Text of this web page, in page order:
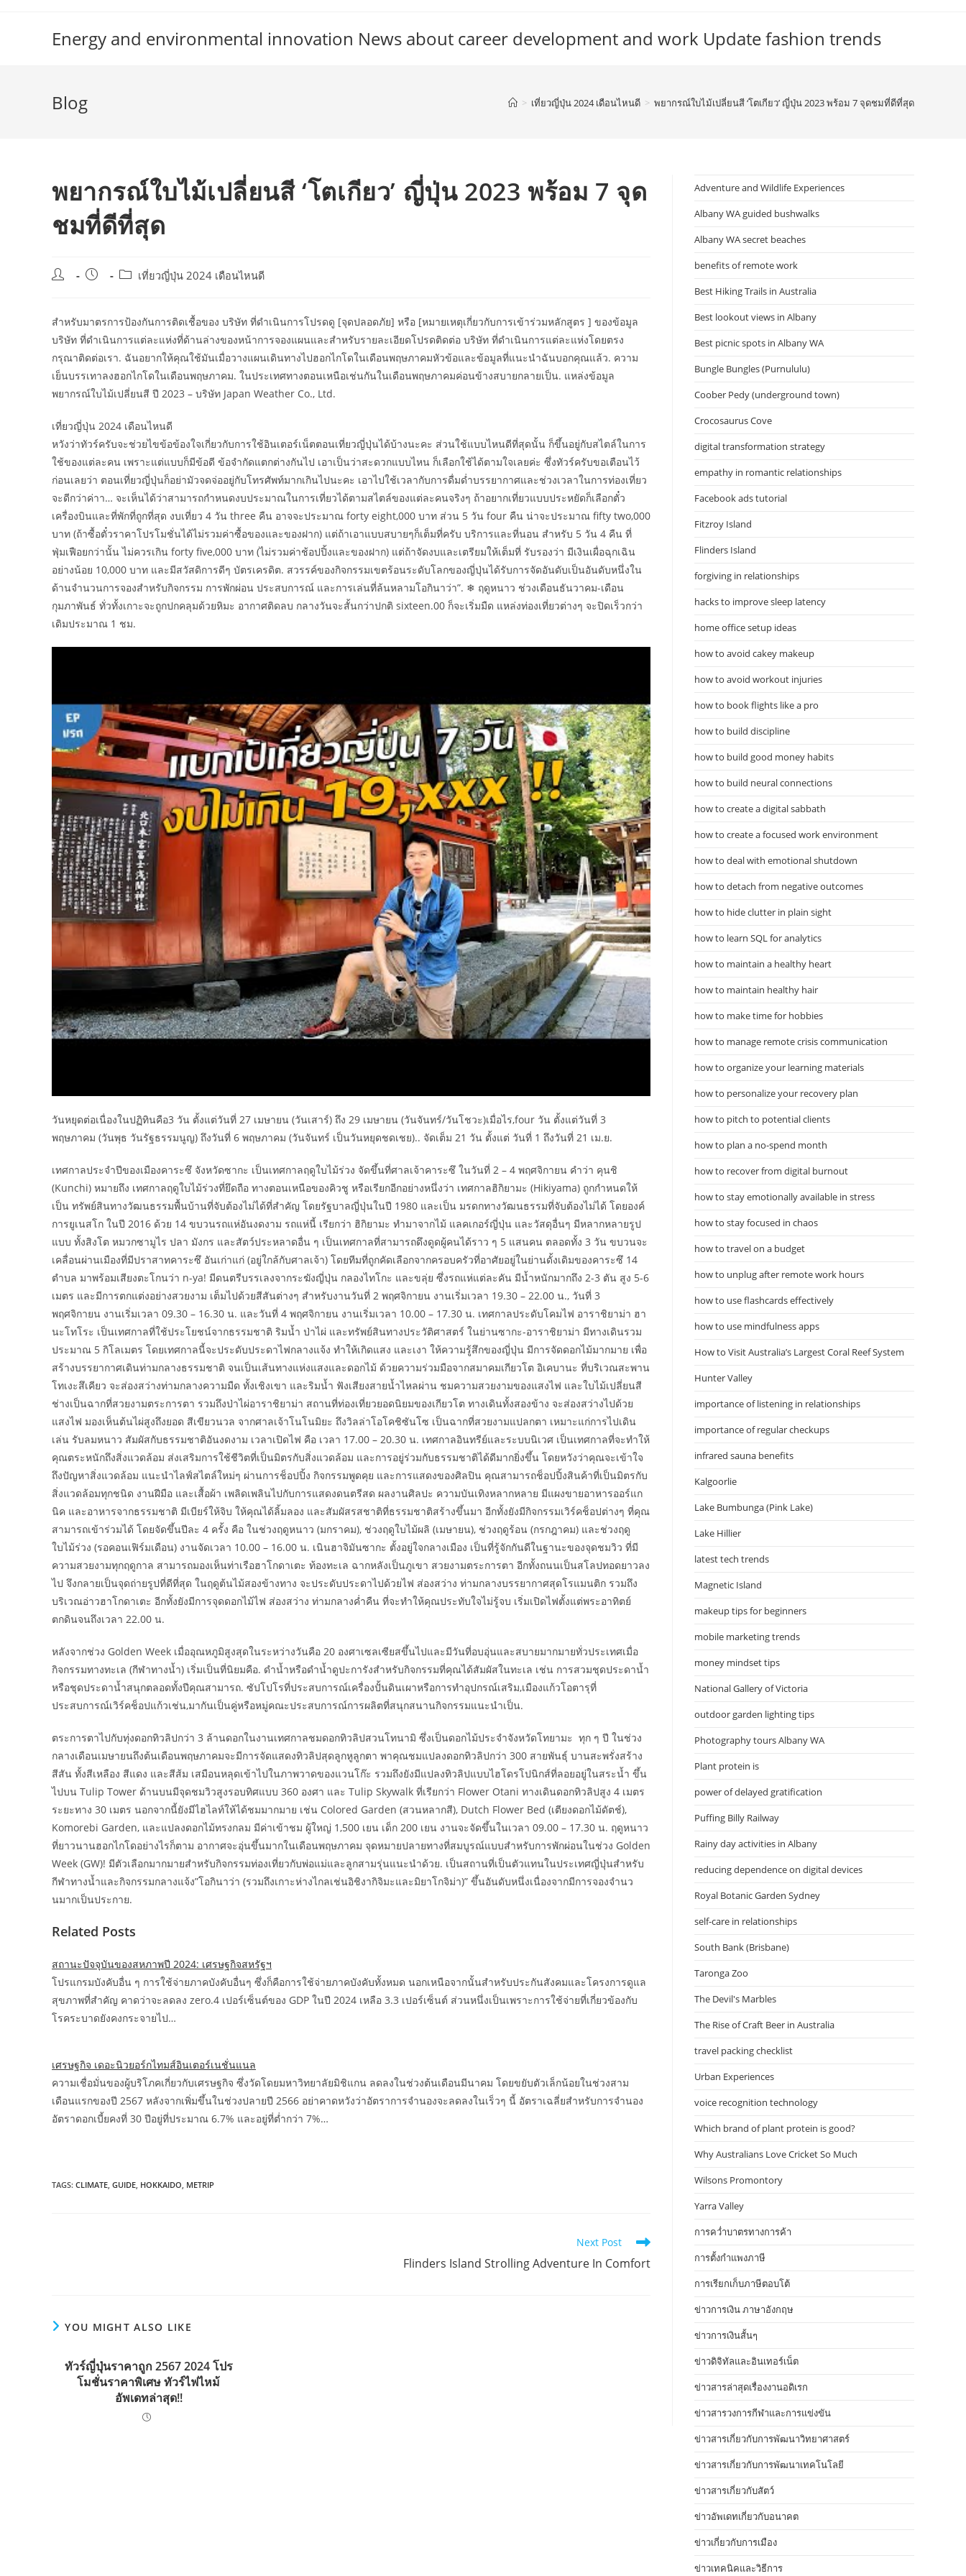
Energy and environmental innovation News about career development and work Update fashion trends
Blog > เที่ยวญี่ปุ่น 2024 เดือนไหนดี > พยากรณ์ใบไม้เปลี่ยนสี ‘โตเกียว’ ญี่ปุ่น 2023 พร้อม 7 จุดชมที่ดีที่สุด
พยากรณ์ใบไม้เปลี่ยนสี ‘โตเกียว’ ญี่ปุ่น 2023 พร้อม 7 จุด
ชมที่ดีที่สุด
Post
Post
Post เที่ยวญี่ปุ่น 2024 เดือนไหนดี
สำหรับมาตรการป้องกันการติดเชื้อของ บริษัท ที่ดำเนินการโปรดดู [จุดปลอดภัย] หรือ [หมายเหตุเกี่ยวกับการเข้าร่วมหลักสูตร ] ของข้อมูล
บริษัท ที่ดำเนินการแต่ละแห่งที่ด้านล่างของหน้าการจองแผนและสำหรับรายละเอียดโปรดติดต่อ บริษัท ที่ดำเนินการแต่ละแห่งโดยตรง
กรุณาติดต่อเรา. ฉันอยากให้คุณใช้มันเมื่อวางแผนเดินทางไปฮอกไกโดในเดือนพฤษภาคมหัวข้อและข้อมูลที่แนะนำฉันบอกคุณแล้ว. ความ
เย็นบรรเทาลงฮอกไกโดในเดือนพฤษภาคม. ในประเทศทางตอนเหนือเช่นกันในเดือนพฤษภาคมค่อนข้างสบายกลายเป็น. แหล่งข้อมูล
พยากรณ์ใบไม้เปลี่ยนสี ปี 2023 – บริษัท Japan Weather Co., Ltd.
เที่ยวญี่ปุ่น 2024 เดือนไหนดี
หวังว่าทัวร์ครับจะช่วยไขข้อข้องใจเกี่ยวกับการใช้อินเตอร์เน็ตตอนเที่ยวญี่ปุ่นได้บ้างนะคะ ส่วนใช้แบบไหนดีที่สุดนั้น ก็ขึ้นอยู่กับสไตล์ในการ
ใช้ของแต่ละคน เพราะแต่แบบก็มีข้อดี ข้อจำกัดแตกต่างกันไป เอาเป็นว่าสะดวกแบบไหน ก็เลือกใช้ได้ตามใจเลยค่ะ ซึ่งทัวร์ครับขอเตือนไว้
ก่อนเลยว่า ตอนเที่ยวญี่ปุ่นก็อย่ามัวจดจ่ออยู่กับโทรศัพท์มากเกินไปนะคะ เอาไปใช้เวลากับการดื่มด่ำบรรยากาศและช่วงเวลาในการท่องเที่ยว
จะดีกว่าค่าา… จะเห็นได้ว่าสามารถกำหนดงบประมาณในการเที่ยวได้ตามสไตล์ของแต่ละคนจริงๆ ถ้าอยากเที่ยวแบบประหยัดก็เลือกตั๋ว
เครื่องบินและที่พักที่ถูกที่สุด งบเที่ยว 4 วัน three คืน อาจจะประมาณ forty eight,000 บาท ส่วน 5 วัน four คืน น่าจะประมาณ fifty two,000
บาท (ถ้าซื้อตั๋วราคาโปรโมชั่นได้ไม่รวมค่าซื้อของและของฝาก) แต่ถ้าเอาแบบสบายๆก็เต็มที่ครับ บริการและที่นอน สำหรับ 5 วัน 4 คืน ที่
ฟุ่มเฟือยกว่านั้น ไม่ควรเกิน forty five,000 บาท (ไม่รวมค่าช้อปปิ้งและของฝาก) แต่ถ้าจัดงบและเตรียมให้เต็มที่ รับรองว่า มีเงินเผื่อฉุกเฉิน
อย่างน้อย 10,000 บาท และมีสวัสดิการดีๆ บัตรเครดิต. สวรรค์ของกิจกรรมเขตร้อนระดับโลกของญี่ปุ่นได้รับการจัดอันดับเป็นอันดับหนึ่งใน
ด้านจำนวนการจองสำหรับกิจกรรม การพักผ่อน ประสบการณ์ และการเล่นที่ล้นหลามโอกินาว่า”. ❄ ฤดูหนาว ช่วงเดือนธันวาคม-เดือน
กุมภาพันธ์ ทั่วทั้งเกาะจะถูกปกคลุมด้วยหิมะ อากาศติดลบ กลางวันจะสั้นกว่าปกติ sixteen.00 ก็จะเริ่มมืด แหล่งท่องเที่ยวต่างๆ จะปิดเร็วกว่า
เดิมประมาณ 1 ชม.
วันหยุดต่อเนื่องในปฏิทินคือ3 วัน ตั้งแต่วันที่ 27 เมษายน (วันเสาร์) ถึง 29 เมษายน (วันจันทร์/วันโชวะ)เมื่อไร,four วัน ตั้งแต่วันที่ 3
พฤษภาคม (วันพุธ วันรัฐธรรมนูญ) ถึงวันที่ 6 พฤษภาคม (วันจันทร์ เป็นวันหยุดชดเชย).. จัดเต็ม 21 วัน ตั้งแต่ วันที่ 1 ถึงวันที่ 21 เม.ย.
เทศกาลประจำปีของเมืองคาระซึ จังหวัดซากะ เป็นเทศกาลฤดูใบไม้ร่วง จัดขึ้นที่ศาลเจ้าคาระซึ ในวันที่ 2 – 4 พฤศจิกายน คำว่า คุนชิ
(Kunchi) หมายถึง เทศกาลฤดูใบไม้ร่วงที่ยึดถือ ทางตอนเหนือของคิวชู หรือเรียกอีกอย่างหนึ่งว่า เทศกาลฮิกิยามะ (Hikiyama) ถูกกำหนดให้
เป็น ทรัพย์สินทางวัฒนธรรมพื้นบ้านที่จับต้องไม่ได้ที่สำคัญ โดยรัฐบาลญี่ปุ่นในปี 1980 และเป็น มรดกทางวัฒนธรรมที่จับต้องไม่ได้ โดยองค์
การยูเนสโก ในปี 2016 ด้วย 14 ขบวนรถแห่อันงดงาม รถแห่นี้ เรียกว่า ฮิกิยามะ ทำมาจากไม้ แลคเกอร์ญี่ปุ่น และวัสดุอื่นๆ มีหลากหลายรูป
แบบ ทั้งสิงโต หมวกซามูไร ปลา มังกร และสัตว์ประหลาดอื่น ๆ เป็นเทศกาลที่สามารถดึงดูดผู้คนได้ราว ๆ 5 แสนคน ตลอดทั้ง 3 วัน ขบวนจะ
เคลื่อนผ่านเมืองที่มีปราสาทคาระซึ อันเก่าแก่ (อยู่ใกล้กับศาลเจ้า) โดยทีมที่ถูกคัดเลือกจากครอบครัวที่อาศัยอยู่ในย่านดั้งเดิมของคาระซึ 14
ตำบล มาพร้อมเสียงตะโกนว่า n-ya! มีดนตรีบรรเลงจากระฆังญี่ปุ่น กลองไทโกะ และขลุ่ย ซึ่งรถแห่แต่ละคัน มีน้ำหนักมากถึง 2-3 ตัน สูง 5-6
เมตร และมีการตกแต่งอย่างสวยงาม เต็มไปด้วยสีสันต่างๆ สำหรับงานวันที่ 2 พฤศจิกายน งานเริ่มเวลา 19.30 – 22.00 น., วันที่ 3
พฤศจิกายน งานเริ่มเวลา 09.30 – 16.30 น. และวันที่ 4 พฤศจิกายน งานเริ่มเวลา 10.00 – 17.30 น. เทศกาลประดับโคมไฟ อาราชิยาม่า ฮา
นะโทโระ เป็นเทศกาลที่ใช้ประโยชน์จากธรรมชาติ ริมน้ำ ป่าไผ่ และทรัพย์สินทางประวัติศาสตร์ ในย่านซากะ-อาราชิยาม่า มีทางเดินรวม
ประมาณ 5 กิโลเมตร โดยเทศกาลนี้จะประดับประดาไฟกลางแจ้ง ทำให้เกิดแสง และเงา ให้ความรู้สึกของญี่ปุ่น มีการจัดดอกไม้มากมาย เพื่อ
สร้างบรรยากาศเดินท่ามกลางธรรมชาติ จนเป็นเส้นทางแห่งแสงและดอกไม้ ด้วยความร่วมมือจากสมาคมเกียวโต อิเคบานะ ที่บริเวณสะพาน
โทเงะสึเคียว จะส่องสว่างท่ามกลางความมืด ทั้งเชิงเขา และริมน้ำ ฟังเสียงสายน้ำไหลผ่าน ชมความสวยงามของแสงไฟ และใบไม้เปลี่ยนสี
ช่างเป็นฉากที่สวยงามตระการตา รวมถึงป่าไผ่อาราชิยาม่า สถานที่ท่องเที่ยวยอดนิยมของเกียวโต ทางเดินทั้งสองข้าง จะส่องสว่างไปด้วย
แสงไฟ มองเห็นต้นไผ่สูงถึงยอด สีเขียวนวล จากศาลเจ้าโนโนมิยะ ถึงวิลล่าโอโคชิซันโซ เป็นฉากที่สวยงามแปลกตา เหมาะแก่การไปเดิน
เล่น รับลมหนาว สัมผัสกับธรรมชาติอันงดงาม เวลาเปิดไฟ คือ เวลา 17.00 – 20.30 น. เทศกาลอินทรีย์และระบบนิเวศ เป็นเทศกาลที่จะทำให้
คุณตระหนักถึงสิ่งแวดล้อม ส่งเสริมการใช้ชีวิตที่เป็นมิตรกับสิ่งแวดล้อม และการอยู่ร่วมกับธรรมชาติได้ดีมากยิ่งขึ้น โดยหวังว่าคุณจะเข้าใจ
ถึงปัญหาสิ่งแวดล้อม แนะนำไลฟ์สไตล์ใหม่ๆ ผ่านการช็อปปิ้ง กิจกรรมพูดคุย และการแสดงของศิลปิน คุณสามารถช็อปปิ้งสินค้าที่เป็นมิตรกับ
สิ่งแวดล้อมทุกชนิด งานฝีมือ และเสื้อผ้า เพลิดเพลินไปกับการแสดงดนตรีสด ผลงานศิลปะ ความบันเทิงหลากหลาย มีแผงขายอาหารออร์แก
นิค และอาหารจากธรรมชาติ มีเบียร์ให้จิบ ให้คุณได้ลิ้มลอง และสัมผัสรสชาติที่ธรรมชาติสร้างขึ้นมา อีกทั้งยังมีกิจกรรมเวิร์คช็อปต่างๆ ที่คุณ
สามารถเข้าร่วมได้ โดยจัดขึ้นปีละ 4 ครั้ง คือ ในช่วงฤดูหนาว (มกราคม), ช่วงฤดูใบไม้ผลิ (เมษายน), ช่วงฤดูร้อน (กรกฎาคม) และช่วงฤดู
ใบไม้ร่วง (รอคอนเฟิร์มเดือน) งานจัดเวลา 10.00 – 16.00 น. เนินฮาจิมันซากะ ตั้งอยู่ใจกลางเมือง เป็นที่รู้จักกันดีในฐานะของจุดชมวิว ที่มี
ความสวยงามทุกฤดูกาล สามารถมองเห็นท่าเรือฮาโกดาเตะ ท้องทะเล ฉากหลังเป็นภูเขา สวยงามตระการตา อีกทั้งถนนเป็นสโลปทอดยาวลง
ไป จึงกลายเป็นจุดถ่ายรูปที่ดีที่สุด ในฤดูต้นไม้สองข้างทาง จะประดับประดาไปด้วยไฟ ส่องสว่าง ท่ามกลางบรรยากาศสุดโรแมนติก รวมถึง
บริเวณอ่าวฮาโกดาเตะ อีกทั้งยังมีการจุดดอกไม้ไฟ ส่องสว่าง ท่ามกลางค่ำคืน ที่จะทำให้คุณประทับใจไม่รู้จบ เริ่มเปิดไฟตั้งแต่พระอาทิตย์
ตกดินจนถึงเวลา 22.00 น.
หลังจากช่วง Golden Week เมื่ออุณหภูมิสูงสุดในระหว่างวันคือ 20 องศาเซลเซียสขึ้นไปและมีวันที่อบอุ่นและสบายมากมายทั่วประเทศเมื่อ
กิจกรรมทางทะเล (กีฬาทางน้ำ) เริ่มเป็นที่นิยมคือ. ดำน้ำหรือดำน้ำดูปะการังสำหรับกิจกรรมที่คุณได้สัมผัสในทะเล เช่น การสวมชุดประดาน้ำ
หรือชุดประดาน้ำสนุกตลอดทั้งปีคุณสามารถ. ซัปโปโรที่ประสบการณ์เครื่องปั้นดินเผาหรือการทำอุปกรณ์เสริม,เมืองแก้วโอตารุที่
ประสบการณ์เวิร์คช็อปแก้วเช่น,มากันเป็นคู่หรือหมู่คณะประสบการณ์การผลิตที่สนุกสนานกิจกรรมแนะนำเป็น.
ตระการตาไปกับทุ่งดอกทิวลิปกว่า 3 ล้านดอกในงานเทศกาลชมดอกทิวลิปสวนโทนามิ ซึ่งเป็นดอกไม้ประจำจังหวัดโทยามะ ทุก ๆ ปี ในช่วง
กลางเดือนเมษายนถึงต้นเดือนพฤษภาคมจะมีการจัดแสดงทิวลิปสุดลูกหูลูกตา พาคุณชมแปลงดอกทิวลิปกว่า 300 สายพันธุ์ บานสะพรั่งสร้าง
สีสัน ทั้งสีเหลือง สีแดง และสีส้ม เสมือนหลุดเข้าไปในภาพวาดของแวนโก๊ะ รวมถึงยังมีแปลงทิวลิปแบบไฮโดรโปนิกส์ที่ลอยอยู่ในสระน้ำ ขึ้น
ไปบน Tulip Tower ด้านบนมีจุดชมวิวสูงรอบทิศแบบ 360 องศา และ Tulip Skywalk ที่เรียกว่า Flower Otani ทางเดินดอกทิวลิปสูง 4 เมตร
ระยะทาง 30 เมตร นอกจากนี้ยังมีไฮไลท์ให้ได้ชมมากมาย เช่น Colored Garden (สวนหลากสี), Dutch Flower Bed (เตียงดอกไม้ดัตช์),
Komorebi Garden, และแปลงดอกไม้ทรงกลม มีค่าเข้าชม ผู้ใหญ่ 1,500 เยน เด็ก 200 เยน งานจะจัดขึ้นในเวลา 09.00 – 17.30 น. ฤดูหนาว
ที่ยาวนานฮอกไกโดอย่างไรก็ตาม อากาศจะอุ่นขึ้นมากในเดือนพฤษภาคม จุดหมายปลายทางที่สมบูรณ์แบบสำหรับการพักผ่อนในช่วง Golden
Week (GW)! มีตัวเลือกมากมายสำหรับกิจกรรมท่องเที่ยวกับพ่อแม่และลูกสามรุ่นแนะนำด้วย. เป็นสถานที่เป็นตัวแทนในประเทศญี่ปุ่นสำหรับ
กีฬาทางน้ำและกิจกรรมกลางแจ้ง”โอกินาว่า (รวมถึงเกาะห่างไกลเช่นอิชิงากิจิมะและมิยาโกจิม่า)” ขึ้นอันดับหนึ่งเนื่องจากมีการจองจำนว
นมากเป็นประกาย.
Related Posts
สถานะปัจจุบันของสหภาพปี 2024: เศรษฐกิจสหรัฐฯ
โปรแกรมบังคับอื่น ๆ การใช้จ่ายภาคบังคับอื่นๆ ซึ่งก็คือการใช้จ่ายภาคบังคับทั้งหมด นอกเหนือจากนั้นสำหรับประกันสังคมและโครงการดูแล
สุขภาพที่สำคัญ คาดว่าจะลดลง zero.4 เปอร์เซ็นต์ของ GDP ในปี 2024 เหลือ 3.3 เปอร์เซ็นต์ ส่วนหนึ่งเป็นเพราะการใช้จ่ายที่เกี่ยวข้องกับ
โรคระบาดยังคงกระจายไป…
เศรษฐกิจ เดอะนิวยอร์กไทมส์อินเตอร์เนชั่นแนล
ความเชื่อมั่นของผู้บริโภคเกี่ยวกับเศรษฐกิจ ซึ่งวัดโดยมหาวิทยาลัยมิชิแกน ลดลงในช่วงต้นเดือนมีนาคม โดยขยับตัวเล็กน้อยในช่วงสาม
เดือนแรกของปี 2567 หลังจากเพิ่มขึ้นในช่วงปลายปี 2566 อย่าคาดหวังว่าอัตราการจำนองจะลดลงในเร็วๆ นี้ อัตราเฉลี่ยสำหรับการจำนอง
อัตราดอกเบี้ยคงที่ 30 ปีอยู่ที่ประมาณ 6.7% และอยู่ที่ต่ำกว่า 7%…
TAGS: CLIMATE GUIDE HOKKAIDO METRIP
Next Post
Flinders Island Strolling Adventure In Comfort
YOU MIGHT ALSO LIKE
ทัวร์ญี่ปุ่นราคาถูก 2567 2024 โปร
โมชั่นราคาพิเศษ ทัวร์ไฟไหม้
อัพเดทล่าสุด!!
Adventure and Wildlife Experiences
Albany WA guided bushwalks
Albany WA secret beaches
benefits of remote work
Best Hiking Trails in Australia
Best lookout views in Albany
Best picnic spots in Albany WA
Bungle Bungles (Purnululu)
Coober Pedy (underground town)
Crocosaurus Cove
digital transformation strategy
empathy in romantic relationships
Facebook ads tutorial
Fitzroy Island
Flinders Island
forgiving in relationships
hacks to improve sleep latency
home office setup ideas
how to avoid cakey makeup
how to avoid workout injuries
how to book flights like a pro
how to build discipline
how to build good money habits
how to build neural connections
how to create a digital sabbath
how to create a focused work environment
how to deal with emotional shutdown
how to detach from negative outcomes
how to hide clutter in plain sight
how to learn SQL for analytics
how to maintain a healthy heart
how to maintain healthy hair
how to make time for hobbies
how to manage remote crisis communication
how to organize your learning materials
how to personalize your recovery plan
how to pitch to potential clients
how to plan a no-spend month
how to recover from digital burnout
how to stay emotionally available in stress
how to stay focused in chaos
how to travel on a budget
how to unplug after remote work hours
how to use flashcards effectively
how to use mindfulness apps
How to Visit Australia’s Largest Coral Reef System
Hunter Valley
importance of listening in relationships
importance of regular checkups
infrared sauna benefits
Kalgoorlie
Lake Bumbunga (Pink Lake)
Lake Hillier
latest tech trends
Magnetic Island
makeup tips for beginners
mobile marketing trends
money mindset tips
National Gallery of Victoria
outdoor garden lighting tips
Photography tours Albany WA
Plant protein is
power of delayed gratification
Puffing Billy Railway
Rainy day activities in Albany
reducing dependence on digital devices
Royal Botanic Garden Sydney
self-care in relationships
South Bank (Brisbane)
Taronga Zoo
The Devil's Marbles
The Rise of Craft Beer in Australia
travel packing checklist
Urban Experiences
voice recognition technology
Which brand of plant protein is good?
Why Australians Love Cricket So Much
Wilsons Promontory
Yarra Valley
การคว่ำบาตรทางการค้า
การตั้งกำแพงภาษี
การเรียกเก็บภาษีตอบโต้
ข่าวการเงิน ภาษาอังกฤษ
ข่าวการเงินสั้นๆ
ข่าวดิจิทัลและอินเทอร์เน็ต
ข่าวสารล่าสุดเรื่องงานอดิเรก
ข่าวสารวงการกีฬาและการแข่งขัน
ข่าวสารเกี่ยวกับการพัฒนาวิทยาศาสตร์
ข่าวสารเกี่ยวกับการพัฒนาเทคโนโลยี
ข่าวสารเกี่ยวกับสัตว์
ข่าวอัพเดทเกี่ยวกับอนาคต
ข่าวเกี่ยวกับการเมือง
ข่าวเทคนิคและวิธีการ